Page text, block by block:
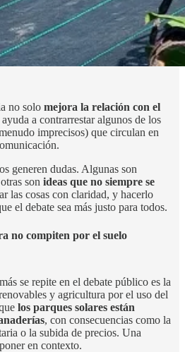
no solo mejora la relación con el
a contrarrestar algunos de los
imprecisos) que circulan en
generen dudas. Algunas son
son ideas que no siempre se
las cosas con claridad, y hacerlo
el debate sea más justo para todos.
no compiten por el suelo
se repite en el debate público es la
y agricultura por el uso del
los parques solares están
, con consecuencias como la
o la subida de precios. Una
en contexto.